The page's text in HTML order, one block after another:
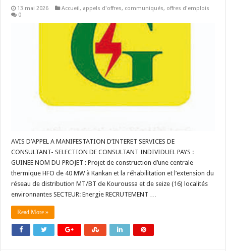
13 mai 2026 Accueil, appels d'offres, communiqués, offres d'emplois
0
AVIS D’APPEL A MANIFESTATION D’INTERET SERVICES DE
CONSULTANT- SELECTION DE CONSULTANT INDIVIDUEL PAYS :
GUINEE NOM DU PROJET : Projet de construction d’une centrale
thermique HFO de 40 MW à Kankan et la réhabilitation et l’extension du
réseau de distribution MT/BT de Kouroussa et de seize (16) localités
environnantes SECTEUR: Energie RECRUTEMENT …
Read More »